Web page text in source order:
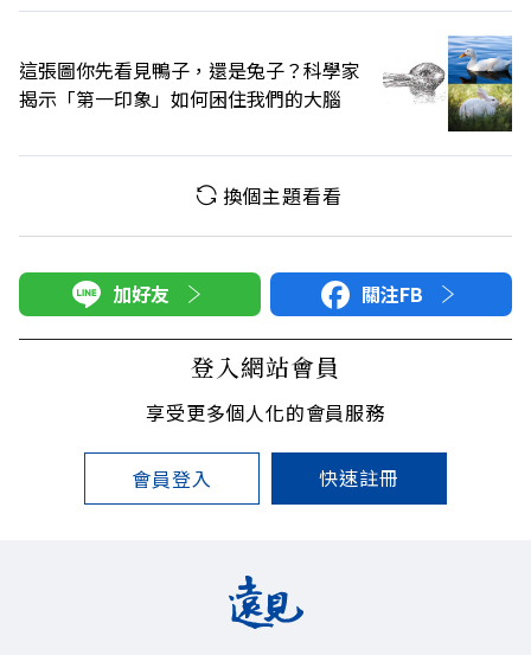
這張圖你先看見鴨子，還是兔子？科學家
揭示「第一印象」如何困住我們的大腦
換個主題看看
加好友 關注FB
登入網站會員
享受更多個人化的會員服務
會員登入 快速註冊